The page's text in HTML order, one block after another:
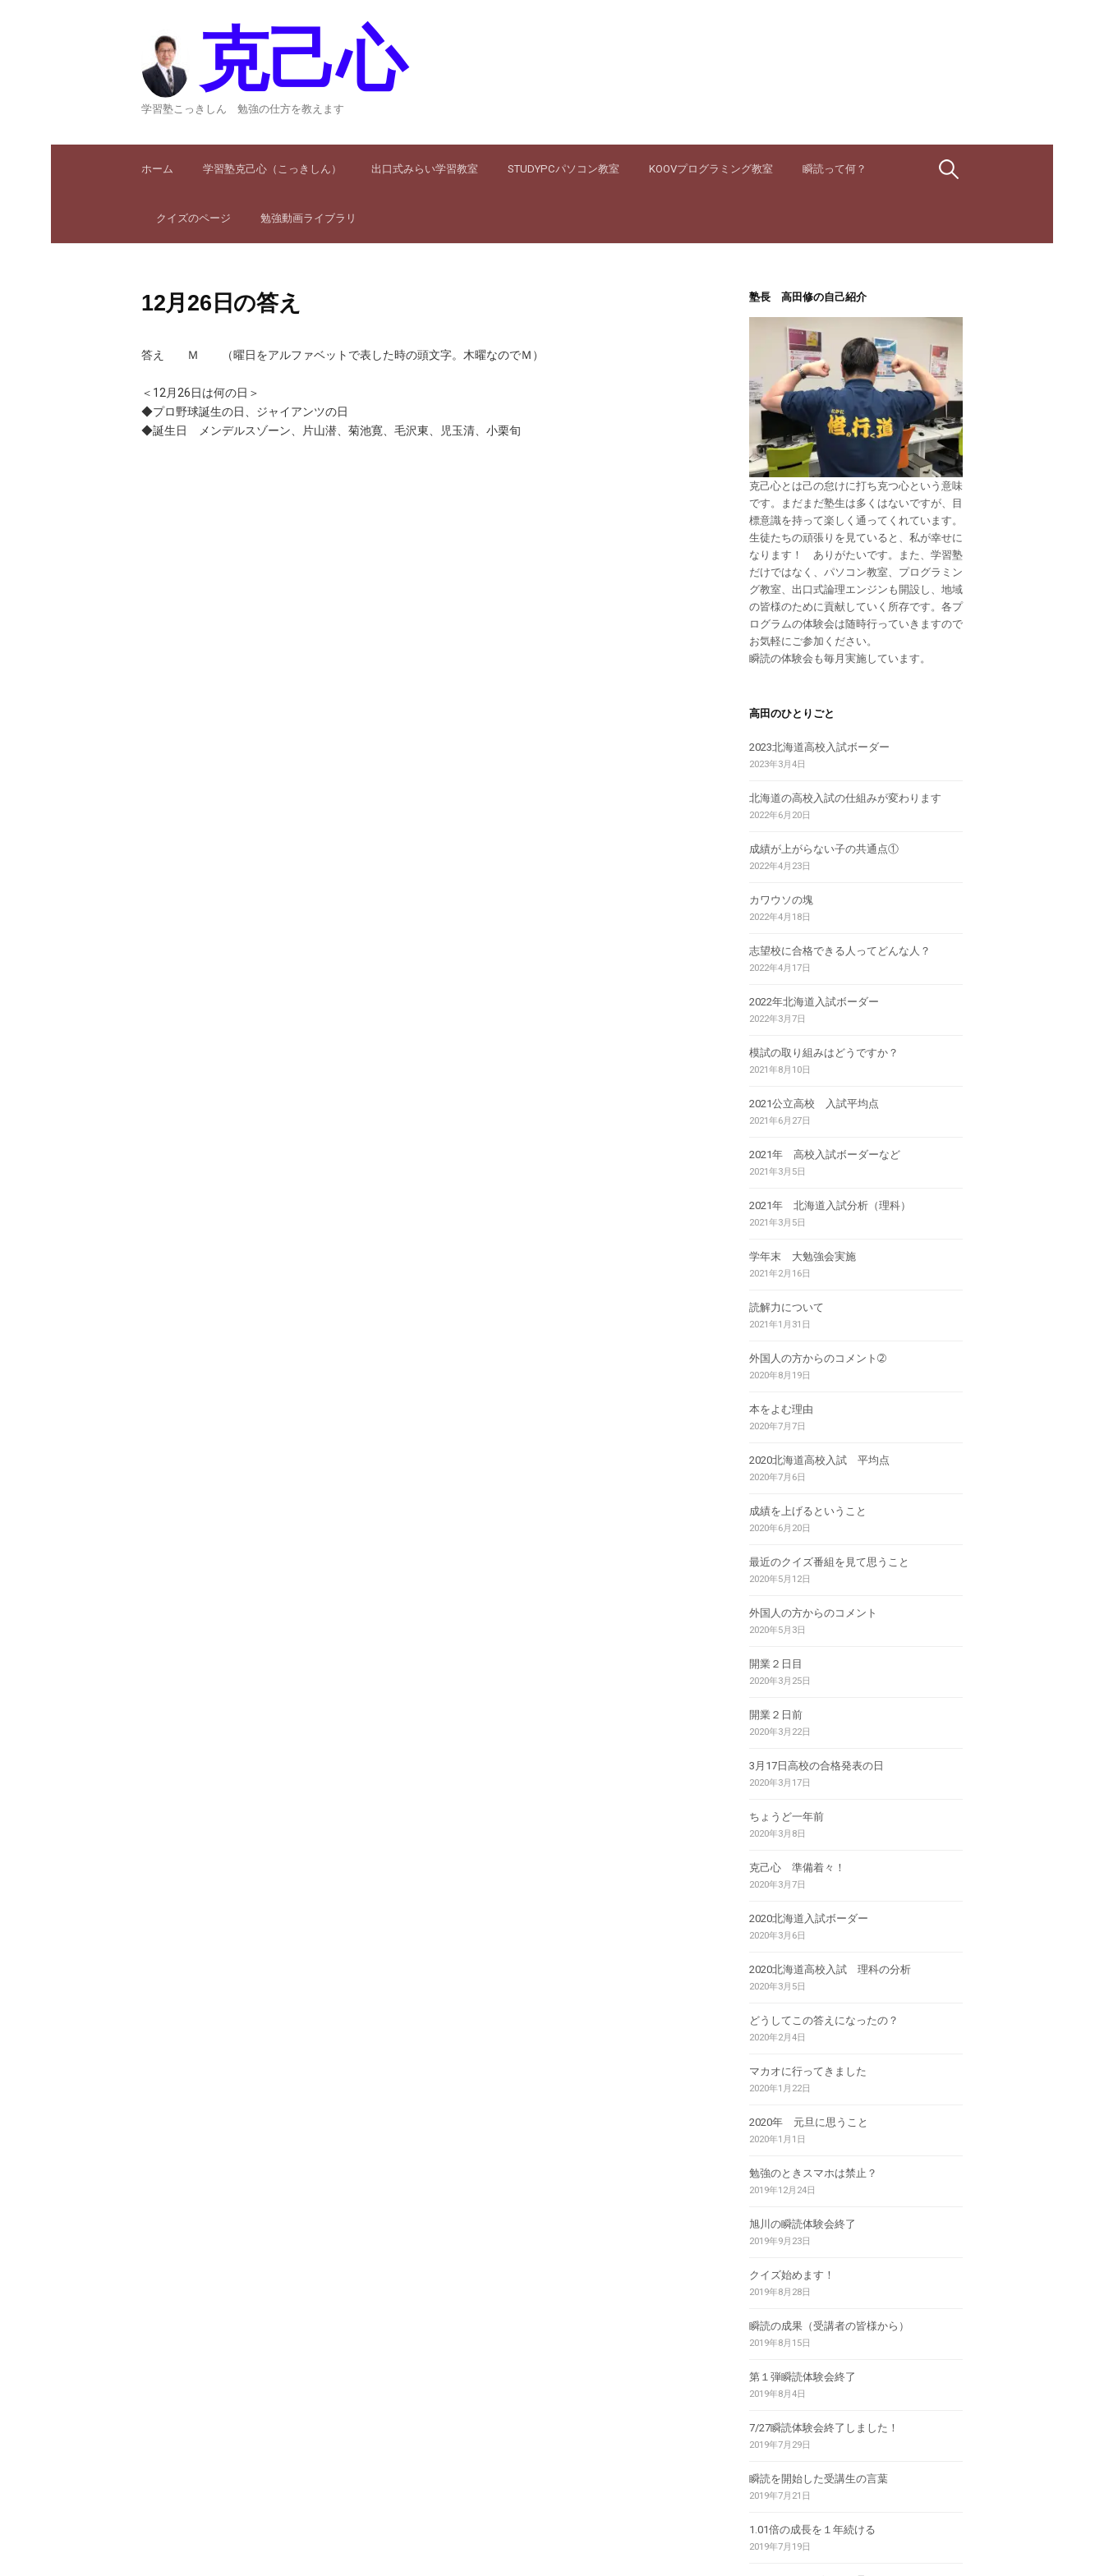
克己心
学習塾こっきしん 勉強の仕方を教えます
ホーム 学習塾克己心（こっきしん） 出口式みらい学習教室 STUDYPCパソコン教室 KOOVプログラミング教室 瞬読って何？
クイズのページ 勉強動画ライブラリ
検
12月26日の答え
答え Ｍ （曜日をアルファベットで表した時の頭文字。木曜なのでＭ）
＜12月26日は何の日＞
◆プロ野球誕生の日、ジャイアンツの日
◆誕生日 メンデルスゾーン、片山潜、菊池寛、毛沢東、児玉清、小栗旬
塾長 高田修の自己紹介
克己心とは己の怠けに打ち克つ心という意味
です。まだまだ塾生は多くはないですが、目
標意識を持って楽しく通ってくれています。
生徒たちの頑張りを見ていると、私が幸せに
なります！ ありがたいです。また、学習塾
だけではなく、パソコン教室、プログラミン
グ教室、出口式論理エンジンも開設し、地域
の皆様のために貢献していく所存です。各プ
ログラムの体験会は随時行っていきますので
お気軽にご参加ください。
瞬読の体験会も毎月実施しています。
高田のひとりごと
2023北海道高校入試ボーダー
2023年3月4日
北海道の高校入試の仕組みが変わります
2022年6月20日
成績が上がらない子の共通点①
2022年4月23日
カワウソの塊
2022年4月18日
志望校に合格できる人ってどんな人？
2022年4月17日
2022年北海道入試ボーダー
2022年3月7日
模試の取り組みはどうですか？
2021年8月10日
2021公立高校 入試平均点
2021年6月27日
2021年 高校入試ボーダーなど
2021年3月5日
2021年 北海道入試分析（理科）
2021年3月5日
学年末 大勉強会実施
2021年2月16日
読解力について
2021年1月31日
外国人の方からのコメント➁
2020年8月19日
本をよむ理由
2020年7月7日
2020北海道高校入試 平均点
2020年7月6日
成績を上げるということ
2020年6月20日
最近のクイズ番組を見て思うこと
2020年5月12日
外国人の方からのコメント
2020年5月3日
開業２日目
2020年3月25日
開業２日前
2020年3月22日
3月17日高校の合格発表の日
2020年3月17日
ちょうど一年前
2020年3月8日
克己心 準備着々！
2020年3月7日
2020北海道入試ボーダー
2020年3月6日
2020北海道高校入試 理科の分析
2020年3月5日
どうしてこの答えになったの？
2020年2月4日
マカオに行ってきました
2020年1月22日
2020年 元旦に思うこと
2020年1月1日
勉強のときスマホは禁止？
2019年12月24日
旭川の瞬読体験会終了
2019年9月23日
クイズ始めます！
2019年8月28日
瞬読の成果（受講者の皆様から）
2019年8月15日
第１弾瞬読体験会終了
2019年8月4日
7/27瞬読体験会終了しました！
2019年7月29日
瞬読を開始した受講生の言葉
2019年7月21日
1.01倍の成長を１年続ける
2019年7月19日